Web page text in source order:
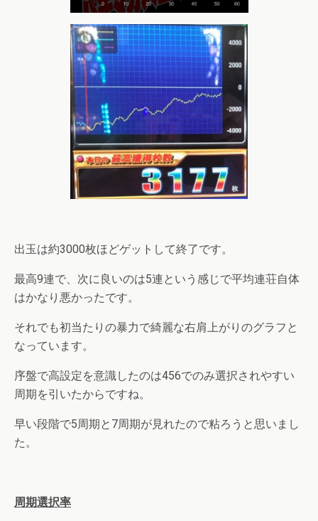
出玉は約3000枚ほどゲットして終了です。
最高9連で、次に良いのは5連という感じで平均連荘自体
はかなり悪かったです。
それでも初当たりの暴力で綺麗な右肩上がりのグラフと
なっています。
序盤で高設定を意識したのは456でのみ選択されやすい
周期を引いたからですね。
早い段階で5周期と7周期が見れたので粘ろうと思いまし
た。
周期選択率